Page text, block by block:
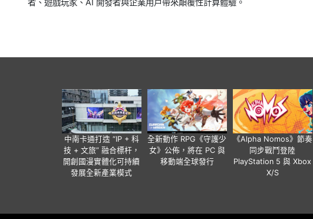
者、遊戲玩家、AI 開發者與企業用戶帶來顛覆性計算體驗。
中南卡通打造 “IP + 科
技 + 文旅” 融合標杆，
開創國漫實體化可持續
發展全新產業模式
全新動作 RPG《守護少
女》公佈，將在 PC 與
移動端全球發行
《Alpha Nomos》節奏
同步戰鬥登陸
PlayStation 5 與 Xbox
X/S